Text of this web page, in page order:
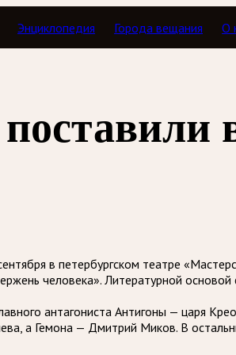
Энциклопедия Города вещания О
в петербургском театре
человека». Литературной основой
антагониста Антигоны — царя
а Гемона — Дмитрий Миков. В